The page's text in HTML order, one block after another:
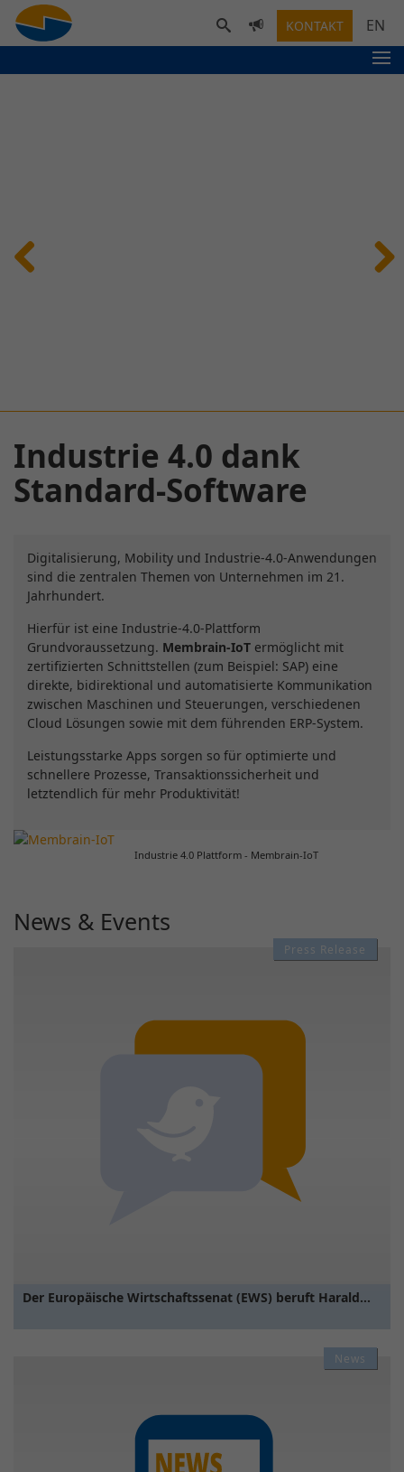
KONTAKT EN
Industrie 4.0 dank
Standard-Software
Digitalisierung, Mobility und Industrie-4.0-Anwendungen
sind die zentralen Themen von Unternehmen im 21.
Jahrhundert.
Hierfür ist eine Industrie-4.0-Plattform
Grundvoraussetzung. Membrain-IoT ermöglicht mit
zertifizierten Schnittstellen (zum Beispiel: SAP) eine
direkte, bidirektional und automatisierte Kommunikation
zwischen Maschinen und Steuerungen, verschiedenen
Cloud Lösungen sowie mit dem führenden ERP-System.
Leistungsstarke Apps sorgen so für optimierte und
schnellere Prozesse, Transaktionssicherheit und
letztendlich für mehr Produktivität!
Industrie 4.0 Plattform - Membrain-IoT
News & Events
Press Release
Der Europäische Wirtschaftssenat (EWS) beruft Harald…
News